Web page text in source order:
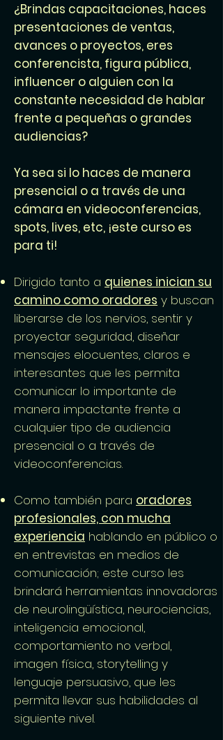
¿Brindas capacitaciones, haces
presentaciones de ventas,
avances o proyectos, eres
conferencista, figura pública,
influencer o alguien con la
constante necesidad de hablar
frente a pequeñas o grandes
audiencias?
Ya sea si lo haces de manera
presencial o a través de una
cámara en videoconferencias,
spots, lives, etc, ¡este curso es
para ti!
Dirigido tanto a quienes inician su
camino como oradores y buscan
liberarse de los nervios, sentir y
proyectar seguridad, diseñar
mensajes elocuentes, claros e
interesantes que les permita
comunicar lo importante de
manera impactante frente a
cualquier tipo de audiencia
presencial o a través de
videoconferencias.
Como también para oradores
profesionales, con mucha
experiencia hablando en público o
en entrevistas en medios de
comunicación; este curso les
brindará herramientas innovadoras
de neurolingüística, neurociencias,
inteligencia emocional,
comportamiento no verbal,
imagen física, storytelling y
lenguaje persuasivo, que les
permita llevar sus habilidades al
siguiente nivel.